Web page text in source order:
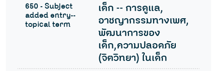
650 - Subject
added entry--
topical term
เด็ก -- การดูแล,
อาชญากรรมทางเพศ,
พัฒนาการของ
เด็ก,ความปลอดภัย
(จิตวิทยา) ในเด็ก